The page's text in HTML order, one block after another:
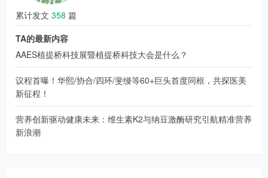
累计发文 358 篇
TA的最新内容
AAES植提桥科技展暨植提桥科技大会是什么？
议程首曝！华熙/协合/四环/斐缦等60+巨头首度同框，共探医美
新征程！
营养创新驱动健康未来：维生素K2与纳豆激酶研究引航精准营养
新浪潮